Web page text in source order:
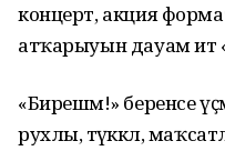
концерт, акция
атҡарыуын дауам итә
«Бирешмә!» беренсе
рухлы, тәүәккәл,